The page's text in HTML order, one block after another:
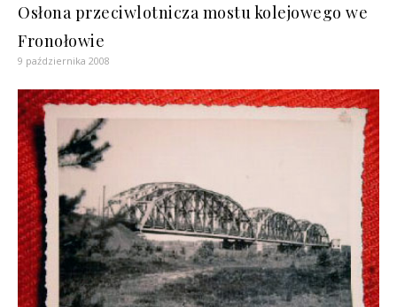
Osłona przeciwlotnicza mostu kolejowego we
Fronołowie
9 października 2008